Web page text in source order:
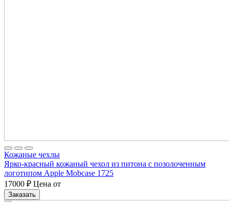
Кожаные чехлы
Ярко-красный кожаный чехол из питона с позолоченным
логотипом Apple Mobcase 1725
17000 ₽ Цена от
Заказать